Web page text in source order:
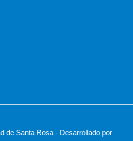
de Santa Rosa - Desarrollado por